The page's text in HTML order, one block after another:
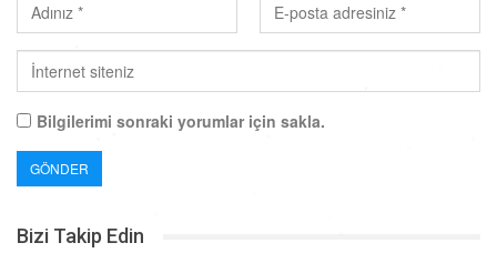
Bilgilerimi sonraki yorumlar için sakla.
Bizi Takip Edin